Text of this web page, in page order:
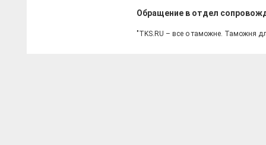
Обращение в отдел
"TKS.RU – все о таможне. Таможня